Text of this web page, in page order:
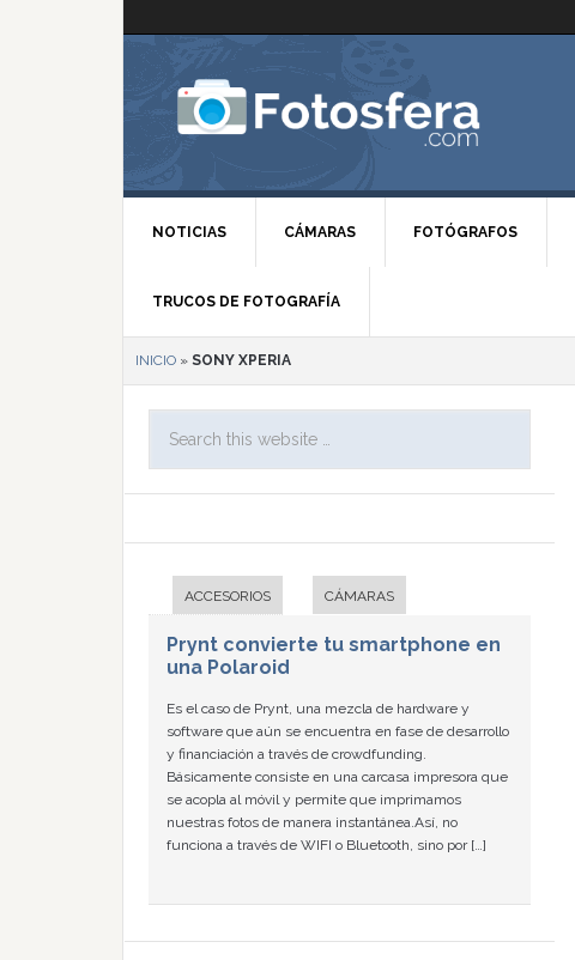
NOTICIAS CÁMARAS FOTÓGRAFOS
TRUCOS DE FOTOGRAFÍA
INICIO » SONY XPERIA
ACCESORIOS CÁMARAS
Prynt convierte tu smartphone en
una Polaroid
Es el caso de Prynt, una mezcla de hardware y
software que aún se encuentra en fase de desarrollo
y financiación a través de crowdfunding.
Básicamente consiste en una carcasa impresora que
se acopla al móvil y permite que imprimamos
nuestras fotos de manera instantánea.Así, no
funciona a través de WIFI o Bluetooth, sino por […]